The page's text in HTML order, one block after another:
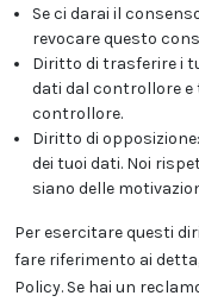
Se ci darai il
revocare questo
Diritto di trasferire i
dati dal controllore
controllore.
Diritto di
dei tuoi dati. Noi
siano delle
Per esercitare questi
fare riferimento ai
Policy. Se hai un